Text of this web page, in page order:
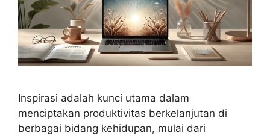
Inspirasi adalah kunci utama dalam
menciptakan produktivitas berkelanjutan di
berbagai bidang kehidupan, mulai dari